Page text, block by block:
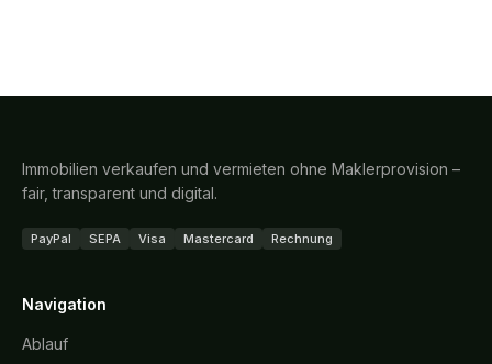
Immobilien verkaufen und vermieten ohne Maklerprovision –
fair, transparent und digital.
PayPal SEPA Visa Mastercard Rechnung
Navigation
Ablauf